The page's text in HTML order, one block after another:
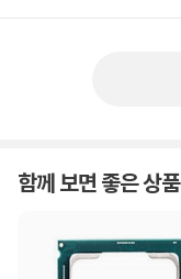
함께 보면 좋은 상품